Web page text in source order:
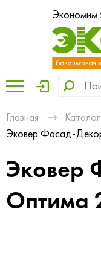
Экономим
Главная Каталог
Эковер Фасад-
Эковер
Оптима